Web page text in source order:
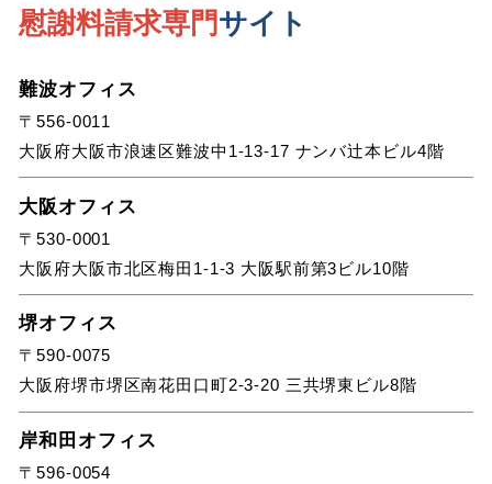
慰謝料請求専門サイト
難波オフィス
〒556-0011
大阪府大阪市浪速区難波中1-13-17 ナンバ辻本ビル4階
大阪オフィス
〒530-0001
大阪府大阪市北区梅田1-1-3 大阪駅前第3ビル10階
堺オフィス
〒590-0075
大阪府堺市堺区南花田口町2-3-20 三共堺東ビル8階
岸和田オフィス
〒596-0054